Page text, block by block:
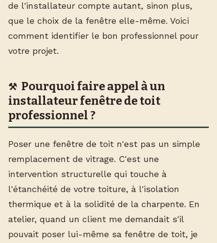
de l'installateur compte autant, sinon plus,
que le choix de la fenêtre elle-même. Voici
comment identifier le bon professionnel pour
votre projet.
Pourquoi faire appel à un
installateur fenêtre de toit
professionnel ?
Poser une fenêtre de toit n'est pas un simple
remplacement de vitrage. C'est une
intervention structurelle qui touche à
l'étanchéité de votre toiture, à l'isolation
thermique et à la solidité de la charpente. En
atelier, quand un client me demandait s'il
pouvait poser lui-même sa fenêtre de toit, je